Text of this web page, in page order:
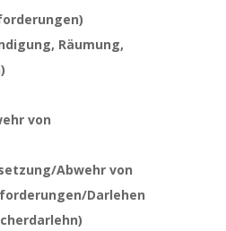
Räumung,
von
Abwehr von
Darlehen